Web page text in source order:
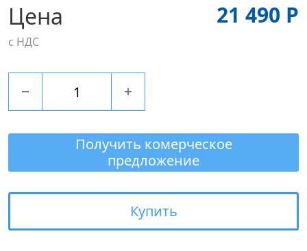
Цена
с НДС
21 490 Р
Получить комерческое
предложение
Купить